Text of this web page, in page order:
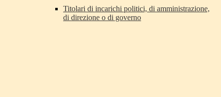
Titolari di incarichi politici, di amministrazione,
di direzione o di governo